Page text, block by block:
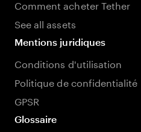
Comment acheter Tether
See all assets
Mentions juridiques
Conditions d'utilisation
Politique de confidentialité
GPSR
Glossaire